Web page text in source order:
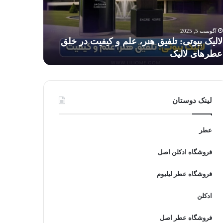
آگوست 5, 2025
لالیک بیوتی: تلفیق هنر، علم و کیفیت در خلق
عطرهای لالیک
کودکان
خطرناک
لینک دوستان
عطر
فروشگاه ادکلن اصل
فروشگاه عطر لیلیوم
ادکلن
فروشگاه عطر اصل